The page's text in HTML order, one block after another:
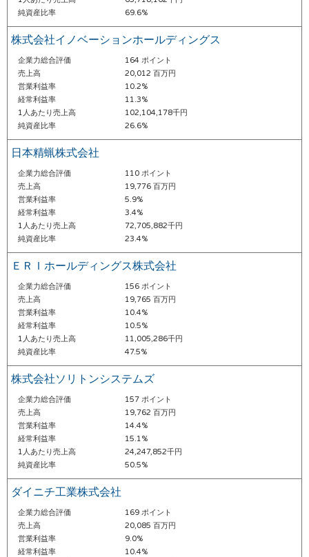
純資産比率
69.6%
株式会社イノベーションホールディングス
企業力総合評価
164 ポイント
売上高
20,012 百万円
営業利益率
10.2%
経常利益率
11.3%
1人あたり売上高
102,104,178千円
純資産比率
26.6%
日本精蝋株式会社
企業力総合評価
110 ポイント
売上高
19,776 百万円
営業利益率
5.9%
経常利益率
3.4%
1人あたり売上高
72,705,882千円
純資産比率
23.4%
ＥＲＩホールディングス株式会社
企業力総合評価
156 ポイント
売上高
19,765 百万円
営業利益率
10.4%
経常利益率
10.5%
1人あたり売上高
11,005,286千円
純資産比率
47.5%
株式会社ソリトンシステムズ
企業力総合評価
157 ポイント
売上高
19,762 百万円
営業利益率
14.4%
経常利益率
15.1%
1人あたり売上高
24,247,852千円
純資産比率
50.5%
ダイニチ工業株式会社
企業力総合評価
169 ポイント
売上高
20,085 百万円
営業利益率
9.0%
経常利益率
10.4%